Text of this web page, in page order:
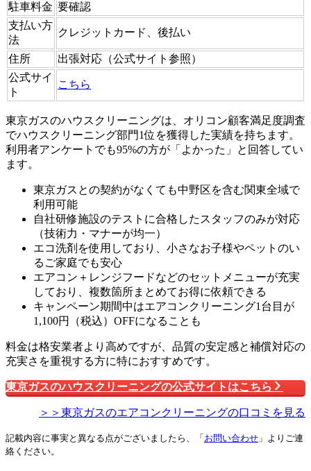
駐車料金 要確認
支払い方
法
クレジットカード、後払い
住所
出張対応（公式サイト参照）
公式サイ
ト
こちら
東京ガスのハウスクリーニングは、オリコン顧客満足度調査
でハウスクリーニング部門1位を獲得した実績を持ちます。
利用者アンケートでも95%の方が「よかった」と回答してい
ます。
東京ガスとの契約がなくても中野区を含む関東全域で
利用可能
自社研修施設のテストに合格したスタッフのみが対応
（技術力・マナーが均一）
エコ洗剤を使用しており、小さなお子様やペットのい
るご家庭でも安心
エアコン＋レンジフードなどのセットメニューが充実
しており、複数箇所まとめてお得に依頼できる
キャンペーン期間中はエアコンクリーニング1台目が
1,100円（税込）OFFになることも
料金は格安業者より高めですが、品質の安定感と補償対応の
充実さを重視する方に特におすすめです。
東京ガスのハウスクリーニングの公式サイトはこちら
＞＞東京ガスのエアコンクリーニングの口コミを見る
記載内容に事実と異なる点がございましたら、「 お問い合わせ 」よりご連
絡ください。